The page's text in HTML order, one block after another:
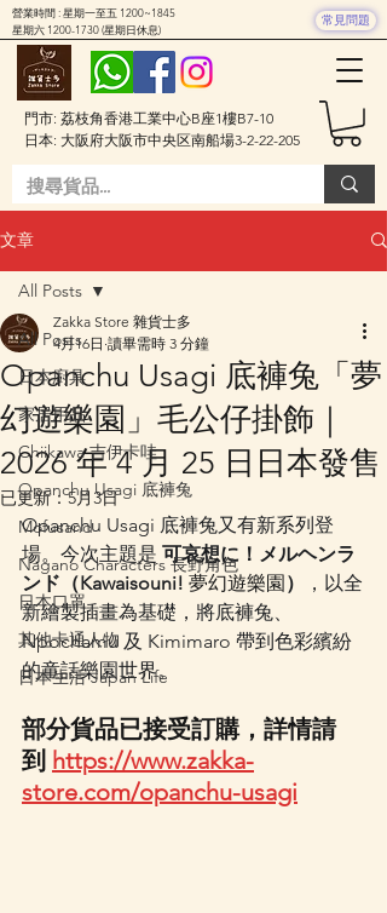
門市: 荔枝角香港工業中心B座1樓B7-10
日本: 大阪府大阪市中央区南船場3-2-22-205
營業時間 : 星期一至五 1200~1845
星期六 1200-1730(星期日休息)
常見問題
文章
All Posts
日本廚具
家居用品
Chiikawa 吉伊卡哇
Opanchu Usagi 底褲兔
Mofusand
Nagano Characters 長野角色
日本口罩
其他卡通人物
日本生活 Japan Life
All Posts
Opanchu Usagi 底褲兔「夢
幻遊樂園」毛公仔掛飾｜
2026 年 4 月 25 日日本發售
Zakka Store 雜貨士多
4月16日 讀畢需時 3 分鐘
已更新：5月3日
Opanchu Usagi 底褲兔又有新系列登
場。今次主題是 可哀想に！メルヘンラ
ンド（Kawaisouni! 夢幻遊樂園）
，以全
新繪製插畫為基礎，將底褲兔、
Npochamu 及 Kimimaro 帶到色彩繽紛
的童話樂園世界。
部分貨品已接受訂購，詳情請
到 https://www.zakka-
store.com/opanchu-usagi